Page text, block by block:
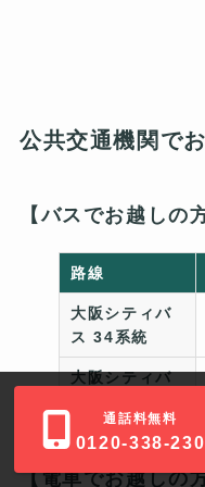
公共交通機関で
【バスでお越しの
路線
大阪シティバ
ス 34系統
大阪シティバ
【電車でお越しの
通話料無料
0120-338-230